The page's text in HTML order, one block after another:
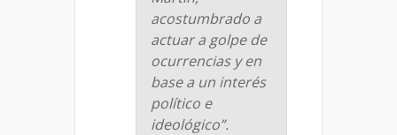
acostumbrado a
actuar a golpe de
ocurrencias y en
base a un interés
político e
ideológico”.